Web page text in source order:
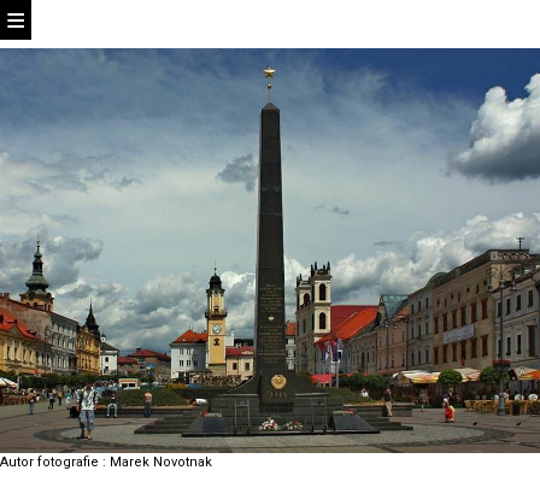
Autor fotografie : Marek Novotnak